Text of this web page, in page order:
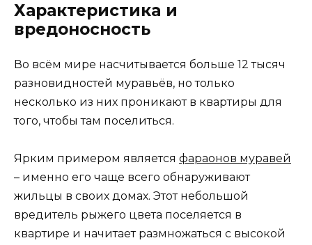
Характеристика и
вредоносность
Во всём мире насчитывается больше 12 тысяч
разновидностей муравьёв, но только
несколько из них проникают в квартиры для
того, чтобы там поселиться.
Ярким примером является фараонов муравей
– именно его чаще всего обнаруживают
жильцы в своих домах. Этот небольшой
вредитель рыжего цвета поселяется в
квартире и начитает размножаться с высокой